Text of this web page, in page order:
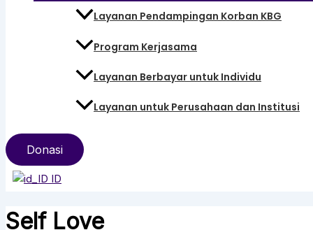
Layanan Pendampingan Korban KBG
Program Kerjasama
Layanan Berbayar untuk Individu
Layanan untuk Perusahaan dan Institusi
Donasi
ID
Self Love